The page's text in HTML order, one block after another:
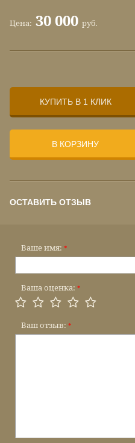
Цена: 30 000 руб.
КУПИТЬ В 1 КЛИК
В КОРЗИНУ
ОСТАВИТЬ ОТЗЫВ
Ваше имя: *
Ваша оценка: *
Ваш отзыв: *